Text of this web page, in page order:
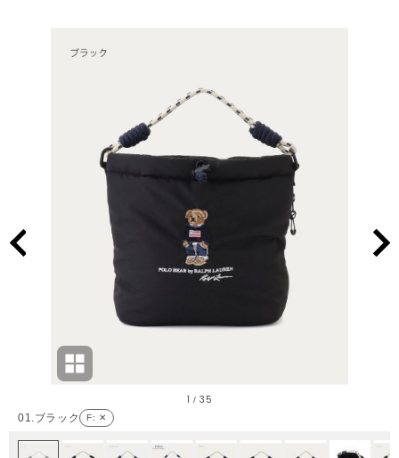
01.ブラック F: ✕
1 /35